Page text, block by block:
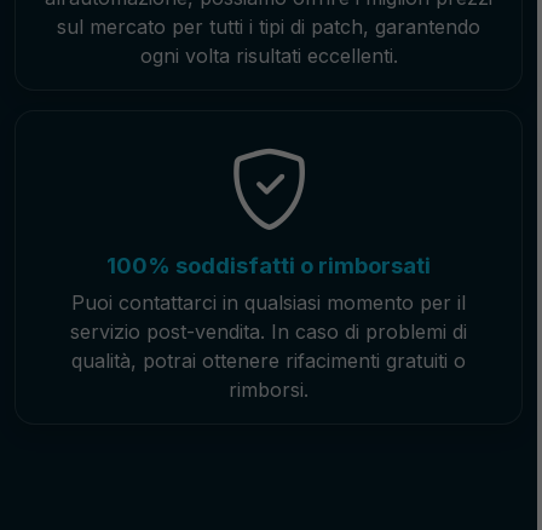
sul mercato per tutti i tipi di patch, garantendo
ogni volta risultati eccellenti.
100% soddisfatti o rimborsati
Puoi contattarci in qualsiasi momento per il
servizio post-vendita. In caso di problemi di
qualità, potrai ottenere rifacimenti gratuiti o
rimborsi.